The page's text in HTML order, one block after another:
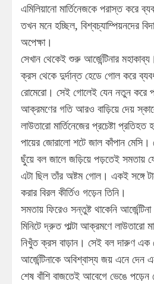
এমিলিয়ানো মার্তিনেজকে পরাস্ত করে
তখন মনে হচ্ছিল, বিশ্বচ্যাম্পিয়নদের
অপেক্ষা।
সেখান থেকেই শুরু আর্জেন্টিনার
ক্রস থেকে দুর্দান্ত হেডে গোল করে
রোমেরো। সেই গোলেই যেন নতুন করে
আক্রমণের গতি আরও বাড়িয়ে দেয়
লাউতারো মার্তিনেজের প্রচেষ্টা
পায়ের জোরালো শটে জাল কাঁপান মেসি।
ছুঁয়ে বল জালে জড়িয়ে পড়তেই সমতায়
এটা ছিল তাঁর অষ্টম গোল। একই সঙ্গে
করার বিরল কীর্তিও গড়েন তিনি।
সমতায় ফিরেও সন্তুষ্ট থাকেনি
মিনিটে দ্রুত পাল্টা আক্রমণে লাউতারো
নিখুঁত ক্রস বাড়ান। সেই বল দারুণ এক
আর্জেন্টিনাকে অবিশ্বাস্য জয় এনে দেন
শেষ বাঁশি বাজতেই আবেগে ভেঙে পড়েন